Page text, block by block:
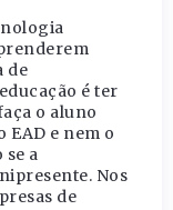
de
é ter
o aluno
EAD e nem o
a
Nos
de